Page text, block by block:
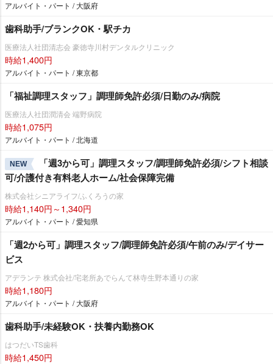
アルバイト・パート / 大阪府
歯科助手/ブランクOK・駅チカ
医療法人社団清志会 豪徳寺川村デンタルクリニック
時給1,400円
アルバイト・パート / 東京都
「福祉調理スタッフ」調理師免許必須/日勤のみ/病院
医療法人社団潤清会 端野病院
時給1,075円
アルバイト・パート / 北海道
NEW
「週3から可」調理スタッフ/調理師免許必須/シフト相談
可/介護付き有料老人ホーム/社会保障完備
株式会社シニアライフ/ふくろうの家
時給1,140円～1,340円
アルバイト・パート / 愛知県
「週2から可」調理スタッフ/調理師免許必須/午前のみ/デイサー
ビス
アデランテ 株式会社/宅老所あでらんて林寺生野本通りの家
時給1,180円
アルバイト・パート / 大阪府
歯科助手/未経験OK・扶養内勤務OK
はつだいTS歯科
時給1,450円